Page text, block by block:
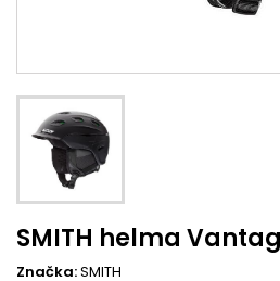
SMITH helma
Značka:SMITH